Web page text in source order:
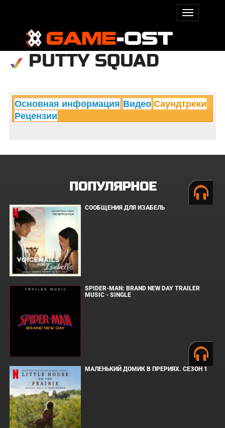
PUTTY SQUAD
Основная информация Видео Саундтреки
Рецензии
ПОПУЛЯРНОЕ
СООБЩЕНИЯ ДЛЯ ИЗАБЕЛЬ
SPIDER-MAN: BRAND NEW DAY TRAILER
MUSIC - SINGLE
МАЛЕНЬКИЙ ДОМИК В ПРЕРИЯХ. СЕЗОН 1